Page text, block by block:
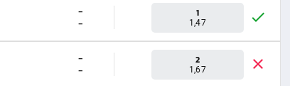
-
-
1
1,47
-
-
2
1,67